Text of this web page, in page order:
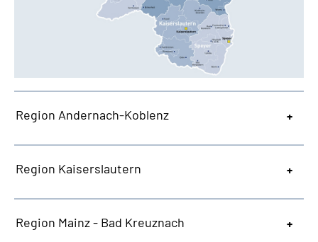
Region Andernach-Koblenz
Region Kaiserslautern
Region Mainz - Bad Kreuznach